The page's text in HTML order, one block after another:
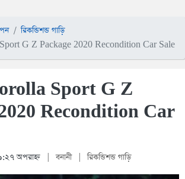
রিকন্ডিশন্ড গাড়ি
G Z Package 2020 Recondition Car Sale
Sport G Z
Recondition Car
অপরাহ্ন বনানী রিকন্ডিশন্ড গাড়ি